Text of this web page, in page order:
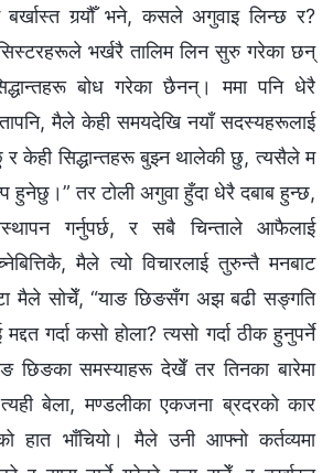
बर्खास्त गर्‍यौँ भने, कसले अगुवाइ लिन्छ र?
भर्खरै तालिम लिन सुरु गरेका छन्
बोध गरेका छैनन्। ममा पनि धेरै
मैले केही समयदेखि नयाँ सदस्यहरूलाई
केही सिद्धान्तहरू बुझ्न थालेकी छु, त्यसैले म
हुनेछु।” तर टोली अगुवा हुँदा धेरै दबाब हुन्छ,
गर्नुपर्छ, र सबै चिन्ताले आफैलाई
मैले त्यो विचारलाई तुरुन्तै मनबाट
मैले सोचेँ, “याङ छिङसँग अझ बढी सङ्गति
गर्दा कसो होला? त्यसो गर्दा ठीक हुनुपर्ने
छिङका समस्याहरू देखेँ तर तिनका बारेमा
त्यही बेला, मण्डलीका एकजना ब्रदरको कार
हात भाँचियो। मैले उनी आफ्नो कर्तव्यमा